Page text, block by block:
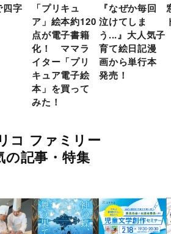
四字
「プリキュ
ア」絵本約120
点が電子書籍
化！ ママラ
イター「プリ
キュア電子絵
本」を買って
みた！
『なぜか毎回
泣けてしま
う...』大人気子
育て絵日記漫
画から単行本
発売！
コ ファミリー
の記事・特集